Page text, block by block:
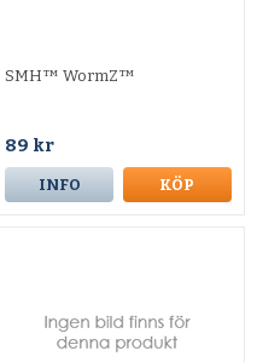
SMH™ WormZ™
89 kr
INFO KÖP